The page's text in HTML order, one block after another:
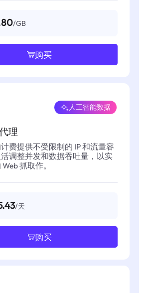
/GB
购买
理
人工智能数据
费提供不受限制的 IP 和流量容
调整并发和数据吞吐量，以实
抓取作。
/天
购买